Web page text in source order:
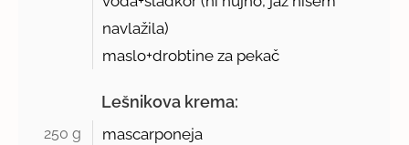
navlažila)
maslo+drobtine za pekač
Lešnikova krema:
250 g mascarponeja